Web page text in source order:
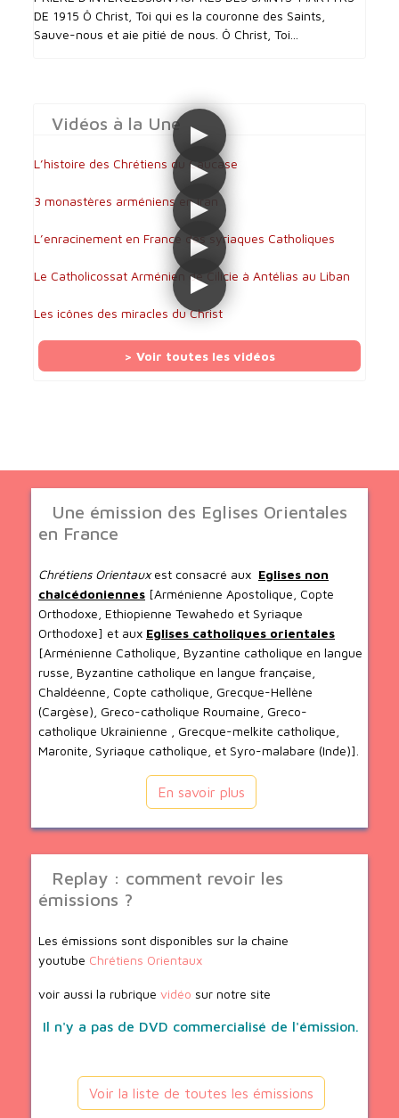
DE 1915 Ô Christ, Toi qui es la couronne des Saints,
Sauve-nous et aie pitié de nous. Ô Christ, Toi...
Vidéos à la Une
L’histoire des Chrétiens du Caucase
3 monastères arméniens en Iran
L’enracinement en France des syriaques Catholiques
Le Catholicossat Arménien de Cilicie à Antélias au Liban
Les icônes des miracles du Christ
> Voir toutes les vidéos
Une émission des Eglises Orientales
en France
Chrétiens Orientauxest consacré aux Eglises non
chalcédoniennes [Arménienne Apostolique, Copte
Orthodoxe, Ethiopienne Tewahedo et Syriaque
Orthodoxe] et aux Eglises catholiques orientales
[Arménienne Catholique, Byzantine catholique en langue
russe, Byzantine catholique en langue française,
Chaldéenne, Copte catholique, Grecque-Hellène
(Cargèse), Greco-catholique Roumaine, Greco-
catholique Ukrainienne , Grecque-melkite catholique,
Maronite, Syriaque catholique, et Syro-malabare (Inde)].
En savoir plus
Replay : comment revoir les
émissions ?
Les émissions sont disponibles sur la chaine
youtube Chrétiens Orientaux
voir aussi la rubrique vidéo sur notre site
Il n'y a pas de DVD commercialisé de l'émission.
Voir la liste de toutes les émissions